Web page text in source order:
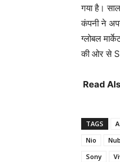
गया है।
कंपनी ने
ग्लोबल
की ओर से
Read
TAGS
Nio
Sony